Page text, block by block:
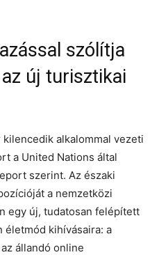
szólítja
új turisztikai
alkalommal vezeti
a United Nations által
szerint. Az északi
a nemzetközi
egy új, tudatosan felépített
életmód kihívásaira: a
állandó online